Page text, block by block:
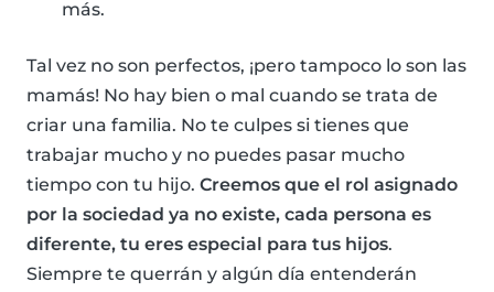
más.
Tal vez no son perfectos, ¡pero tampoco lo son las
mamás! No hay bien o mal cuando se trata de
criar una familia. No te culpes si tienes que
trabajar mucho y no puedes pasar mucho
tiempo con tu hijo. Creemos que el rol asignado
por la sociedad ya no existe, cada persona es
diferente, tu eres especial para tus hijos.
Siempre te querrán y algún día entenderán